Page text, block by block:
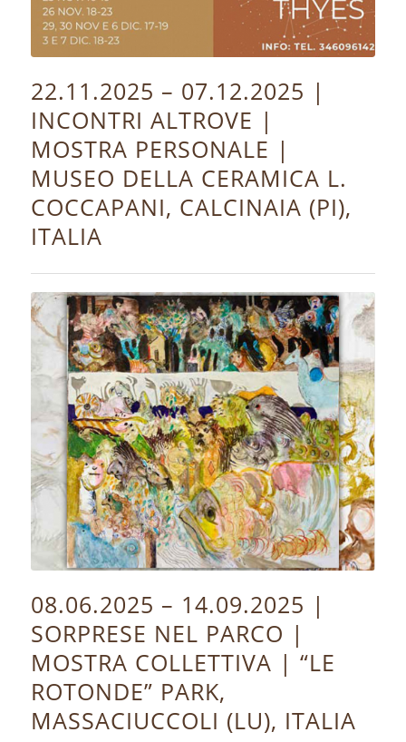
22.11.2025 – 07.12.2025 |
INCONTRI ALTROVE |
MOSTRA PERSONALE |
MUSEO DELLA CERAMICA L.
COCCAPANI, CALCINAIA (PI),
ITALIA
08.06.2025 – 14.09.2025 |
SORPRESE NEL PARCO |
MOSTRA COLLETTIVA | “LE
ROTONDE” PARK,
MASSACIUCCOLI (LU), ITALIA